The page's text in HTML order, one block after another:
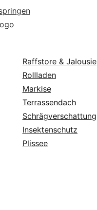
Raffstore & Jalousie
Rollladen
Markise
Terrassendach
Schrägverschattung
Insektenschutz
Plissee